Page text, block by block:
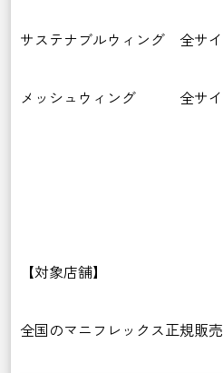
サステナブルウィング 全サ
メッシュウィング 全サ
【対象店舗】
全国のマニフレックス正規販